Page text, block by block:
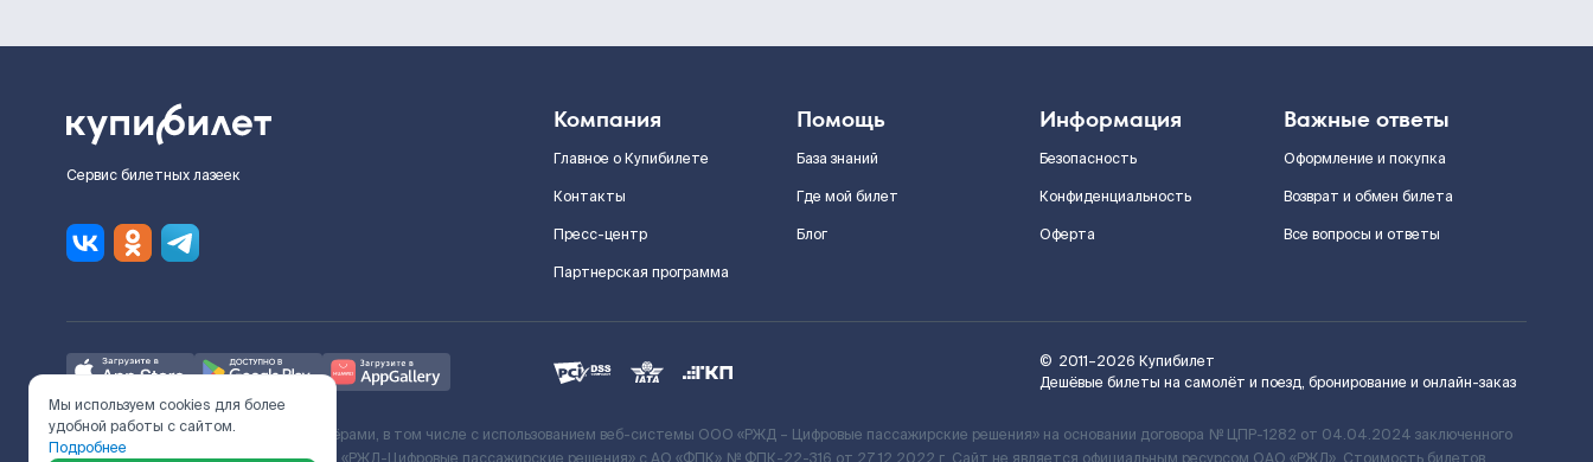
Сервис билетных лазеек
Компания
Главное о Купибилете
Контакты
Пресс-центр
Партнерская программа
Помощь
База знаний
Где мой билет
Блог
Информация
Безопасность
Конфиденциальность
Оферта
Важные ответы
Оформление и покупка
Возврат и обмен билета
Все вопросы и ответы
© 2011–2026 Купибилет
Дешёвые билеты на самолёт и поезд, бронирование и онлайн-заказ
Ж/Д билеты предоставляются партнёрами, в том числе с использованием веб-системы ООО «РЖД – Цифровые пассажирские решения» на основании договора № ЦПР-1282 от 04.04.2024 заключенного
Мы используем cookies для более
удобной работы с сайтом.
Подробнее